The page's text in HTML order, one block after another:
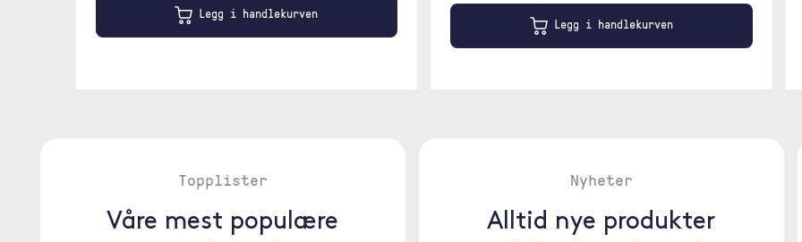
Legg i handlekurven
Legg i handlekurven
Topplister
Våre mest populære
Nyheter
Alltid nye produkter